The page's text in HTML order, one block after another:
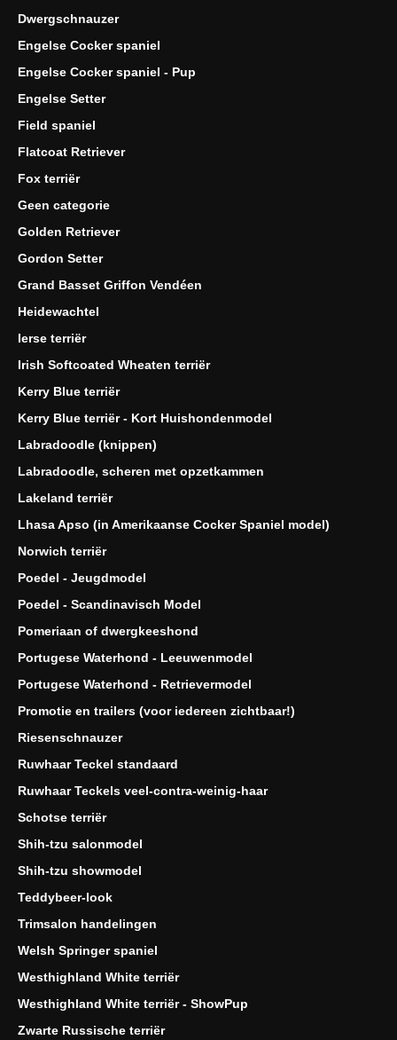
Dwergschnauzer
Engelse Cocker spaniel
Engelse Cocker spaniel - Pup
Engelse Setter
Field spaniel
Flatcoat Retriever
Fox terriër
Geen categorie
Golden Retriever
Gordon Setter
Grand Basset Griffon Vendéen
Heidewachtel
Ierse terriër
Irish Softcoated Wheaten terriër
Kerry Blue terriër
Kerry Blue terriër - Kort Huishondenmodel
Labradoodle (knippen)
Labradoodle, scheren met opzetkammen
Lakeland terriër
Lhasa Apso (in Amerikaanse Cocker Spaniel model)
Norwich terriër
Poedel - Jeugdmodel
Poedel - Scandinavisch Model
Pomeriaan of dwergkeeshond
Portugese Waterhond - Leeuwenmodel
Portugese Waterhond - Retrievermodel
Promotie en trailers (voor iedereen zichtbaar!)
Riesenschnauzer
Ruwhaar Teckel standaard
Ruwhaar Teckels veel-contra-weinig-haar
Schotse terriër
Shih-tzu salonmodel
Shih-tzu showmodel
Teddybeer-look
Trimsalon handelingen
Welsh Springer spaniel
Westhighland White terriër
Westhighland White terriër - ShowPup
Zwarte Russische terriër